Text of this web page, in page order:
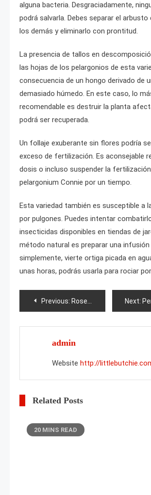
alguna bacteria. Desgraciadamente,
podrá salvarla. Debes separar el
los demás y eliminarlo con prontitud.
La presencia de tallos en
las hojas de los pelargonios de esta
consecuencia de un hongo derivado de
demasiado húmedo. En este caso, lo
recomendable es destruir la planta
podrá ser recuperada.
Un follaje exuberante sin flores podría
exceso de fertilización. Es aconsejable
dosis o incluso suspender la
pelargonium Connie por un tiempo.
Esta variedad también es susceptible a
por pulgones. Puedes intentar
insecticidas disponibles en tiendas de
método natural es preparar una infusión
simplemente, vierte ortiga picada en
unas horas, podrás usarla para rociar
Post
navigation
Previous: Rose Weiss Wolke Next: Perro
admin
Website http://
Related Posts
20 MINS READ